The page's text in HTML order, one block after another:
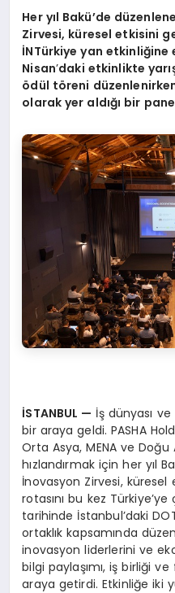
Her yıl Bakü’de
Zirvesi, küresel etkisini
İNTürkiye yan etkinliğine
Nisan’daki etkinlikte
ödül töreni
olarak yer aldığı bir
İSTANBUL — İş dünyası
bir araya geldi. PASHA
Orta Asya, MENA ve
hızlandırmak için her yıl
İnovasyon Zirvesi, küresel
rotasını bu kez
tarihinde İstanbul’daki
ortaklık kapsamında
inovasyon liderlerini ve
bilgi paylaşımı, iş birliği
araya getirdi. Etkinliğe iki